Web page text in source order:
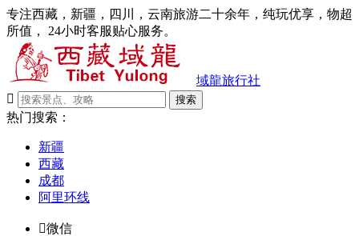
专注西藏，新疆，四川，云南旅游二十余年，纯玩优享，物超
所值， 24小时客服贴心服务。
域龍旅行社

搜索
热门搜索：
新疆
西藏
成都
阿里环线
微信